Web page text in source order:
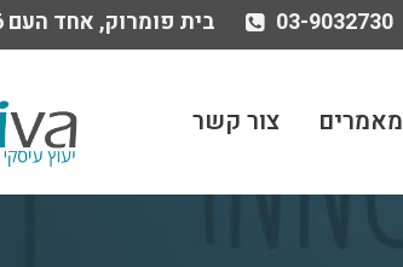
03-9032730 בית פומרוק, אחד העם 56, תל אביב
מאמרים צור קשר